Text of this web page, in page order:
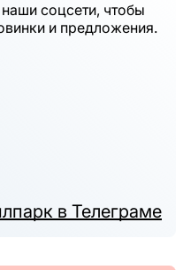
соцсети, чтобы
и предложения.
в Телеграме